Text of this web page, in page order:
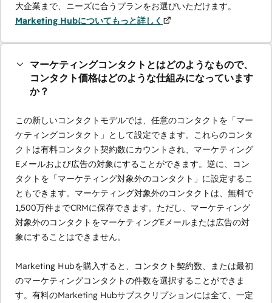
大企業まで、ニーズに合うプランをお選びいただけます。
Marketing Hubについてもっと詳しく
マーケティングコンタクトとはどのようなもので、
コンタクト価格はどのような仕組みになっています
か？
この新しいコンタクトモデルでは、任意のコンタクトを「マー
ケティングコンタクト」として設定できます。これらのコンタ
クトは有料コンタクト契約数にカウントされ、マーケティング
Eメールおよび広告の対象にすることができます。逆に、コン
タクトを「マーケティング対象外のコンタクト」に設定するこ
ともできます。マーケティング対象外のコンタクトは、無料で
1,500万件までCRMに保存できます。ただし、マーケティング
対象外のコンタクトをマーケティングEメールまたは広告の対
象にすることはできません。
Marketing Hubを購入すると、コンタクト契約数、または最初
のマーケティングコンタクトの件数を選択することができま
す。有料のMarketing Hubサブスクリプションには全て、一定